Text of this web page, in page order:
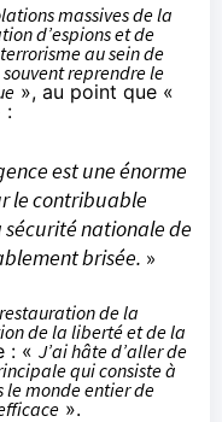
massives de la
d’espions et de
au sein de
souvent reprendre le
», au point que «
:
est une énorme
le contribuable
nationale de
brisée. »
de la
de la liberté et de la
: « J’ai hâte d’aller de
qui consiste à
le monde entier de
».